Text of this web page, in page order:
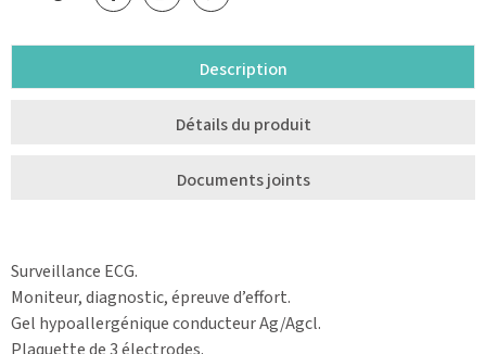
Description
Détails du produit
Documents joints
Surveillance ECG.
Moniteur, diagnostic, épreuve d’effort.
Gel hypoallergénique conducteur Ag/Agcl.
Plaquette de 3 électrodes.